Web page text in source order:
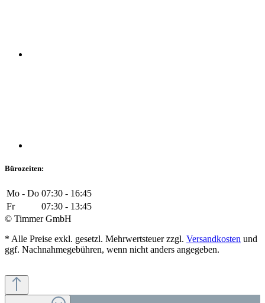
Bürozeiten:
Mo - Do 07:30 - 16:45
Fr
07:30 - 13:45
© Timmer GmbH
* Alle Preise exkl. gesetzl. Mehrwertsteuer zzgl. Versandkosten und
ggf. Nachnahmegebühren, wenn nicht anders angegeben.